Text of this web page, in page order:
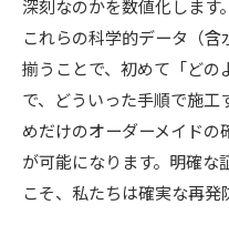
深刻なのかを数値化します。
これらの科学的データ（
揃うことで、初めて「どの
で、どういった手順で施工
めだけのオーダーメイドの
が可能になります。明確な
こそ、私たちは確実な再発